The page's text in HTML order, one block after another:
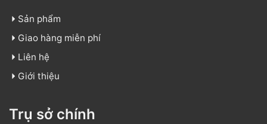
Sản phẩm
Giao hàng miễn phí
Liên hệ
Giới thiệu
Trụ sở chính